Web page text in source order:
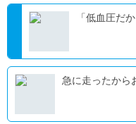
「低血圧だ
急に走ったから